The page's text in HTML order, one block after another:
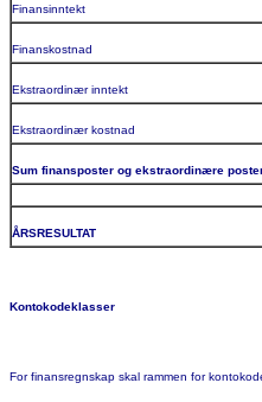
Finansinntekt
Finanskostnad
Ekstraordinær inntekt
Ekstraordinær kostnad
Sum finansposter og ekstraordinære
ÅRSRESULTAT
Kontokodeklasser
For finansregnskap skal rammen for